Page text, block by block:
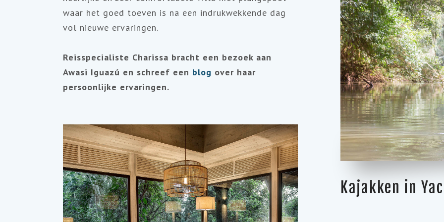
waar het goed toeven is na een indrukwekkende dag
vol nieuwe ervaringen.
Reisspecialiste Charissa bracht een bezoek aan
Awasi Iguazú en schreef een blog over haar
persoonlijke ervaringen.
Kajakken in